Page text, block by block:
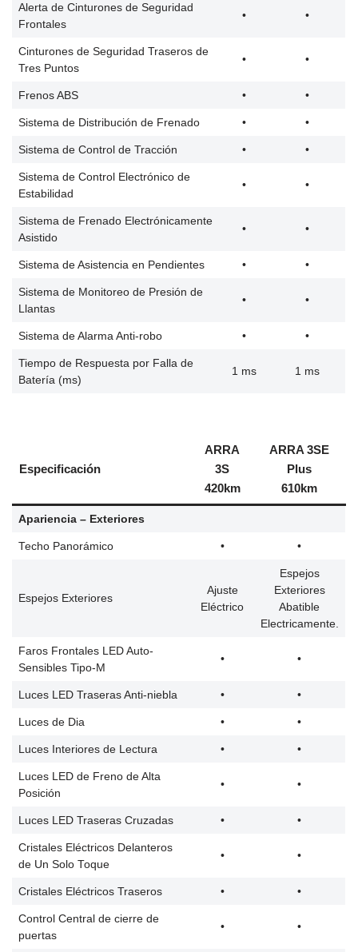
Alerta de Cinturones de Seguridad
Frontales
• •
Cinturones de Seguridad Traseros de
Tres Puntos
• •
Frenos ABS • •
Sistema de Distribución de Frenado • •
Sistema de Control de Tracción • •
Sistema de Control Electrónico de
Estabilidad
• •
Sistema de Frenado Electrónicamente
Asistido
• •
Sistema de Asistencia en Pendientes • •
Sistema de Monitoreo de Presión de
Llantas
• •
Sistema de Alarma Anti-robo • •
Tiempo de Respuesta por Falla de
Batería (ms)
1 ms 1 ms
Especificación
ARRA
3S
420km
ARRA 3SE
Plus
610km
Apariencia – Exteriores
Techo Panorámico • •
Espejos Exteriores
Ajuste
Eléctrico
Espejos
Exteriores
Abatible
Electricamente.
Faros Frontales LED Auto-
Sensibles Tipo-M
• •
Luces LED Traseras Anti-niebla • •
Luces de Dia • •
Luces Interiores de Lectura • •
Luces LED de Freno de Alta
Posición
• •
Luces LED Traseras Cruzadas • •
Cristales Eléctricos Delanteros
de Un Solo Toque
• •
Cristales Eléctricos Traseros • •
Control Central de cierre de
puertas
• •